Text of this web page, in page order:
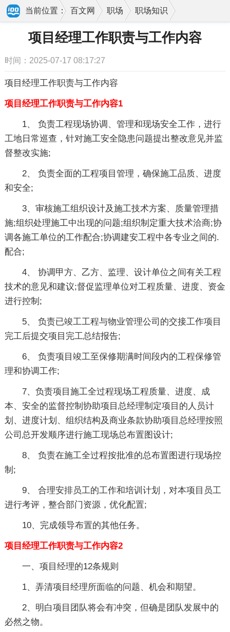
当前位置： 百文网 职场 职场知识
工作职责 项目经理工作职责与工作内容
项目经理工作职责与工作内容
时间：2025-07-17 08:17:27
项目经理工作职责与工作内容
项目经理工作职责与工作内容1
1、 负责工程现场协调、管理和现场安全工作，进行
工地日常巡查，针对施工安全隐患问题提出整改意见并监
督整改实施;
2、 负责全面的工程项目管理，确保施工品质、进度
和安全;
3、审核施工组织设计及施工技术方案、质量管理措
施;组织处理施工中出现的问题;组织制定重大技术洽商;协
调各施工单位的工作配合;协调建安工程中各专业之间的.
配合;
4、 协调甲方、乙方、监理、设计单位之间有关工程
技术的意见和建议;督促监理单位对工程质量、进度、资金
进行控制;
5、 负责已竣工工程与物业管理公司的交接工作项目
完工后提交项目完工总结报告;
6、 负责项目竣工至保修期满时间段内的工程保修管
理和协调工作;
7、负责项目施工全过程现场工程质量、进度、成
本、安全的监督控制协助项目总经理制定项目的人员计
划、进度计划、组织结构及商业条款协助项目总经理按照
公司总开发顺序进行施工现场总布置图设计;
8、 负责在施工全过程按批准的总布置图进行现场控
制;
9、 合理安排员工的工作和培训计划，对本项目员工
进行考评，整合部门资源，优化配置;
10、完成领导布置的其他任务。
项目经理工作职责与工作内容2
一、项目经理的12条规则
1、弄清项目经理所面临的问题、机会和期望。
2、明白项目团队将会有冲突，但确是团队发展中的
必然之物。